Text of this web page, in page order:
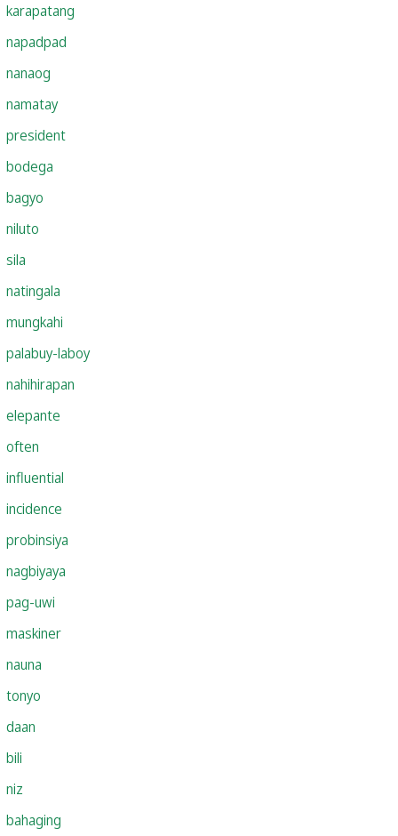
karapatang
napadpad
nanaog
namatay
president
bodega
bagyo
niluto
sila
natingala
mungkahi
palabuy-laboy
nahihirapan
elepante
often
influential
incidence
probinsiya
nagbiyaya
pag-uwi
maskiner
nauna
tonyo
daan
bili
niz
bahaging